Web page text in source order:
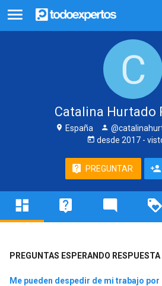
Catalina Hurtado
España
desde 2017-
PREGUNTAR
PREGUNTAS ESPERANDO RESPUESTA
Me pueden despedir de mi trabajo